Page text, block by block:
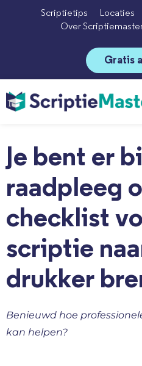
Scriptietips Locaties
Over
Gratis
Je bent er
raadpleeg
checklist
scriptie
drukker
Benieuwd hoe
kan helpen?